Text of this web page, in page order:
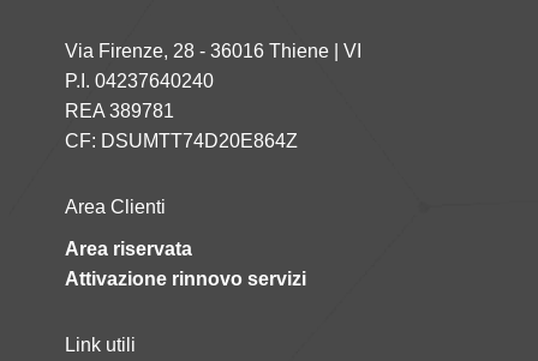
Via Firenze, 28 - 36016 Thiene | VI
P.I. 04237640240
REA 389781
CF: DSUMTT74D20E864Z
Area Clienti
Area riservata
Attivazione rinnovo servizi
Link utili